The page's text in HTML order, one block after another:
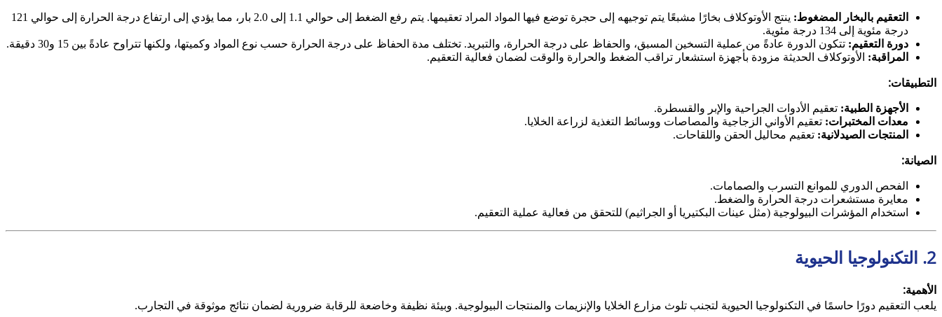
التعقيم بالبخار المضغوط:
ينتج الأوتوكلاف بخارًا مشبعًا يتم توجيهه إلى حجرة توضع فيها المواد المراد تعقيمها. يتم رفع الضغط إلى حوالي 1.1 إلى 2.0 بار، مما يؤدي إلى ارتفاع درجة الحرارة إلى حوالي 121
درجة مئوية إلى 134 درجة مئوية.
دورة التعقيم: تتكون الدورة عادةً من عملية التسخين المسبق، والحفاظ على درجة الحرارة، والتبريد. تختلف مدة الحفاظ على درجة الحرارة حسب نوع المواد وكميتها، ولكنها تتراوح عادةً بين 15 و30 دقيقة.
المراقبة: الأوتوكلاف الحديثة مزودة بأجهزة استشعار تراقب الضغط والحرارة والوقت لضمان فعالية التعقيم.
التطبيقات:
الأجهزة الطبية: تعقيم الأدوات الجراحية والإبر والقسطرة.
معدات المختبرات: تعقيم الأواني الزجاجية والمصاصات ووسائط التغذية لزراعة الخلايا.
المنتجات الصيدلانية: تعقيم محاليل الحقن واللقاحات.
الصيانة:
الفحص الدوري للموانع التسرب والصمامات.
معايرة مستشعرات درجة الحرارة والضغط.
استخدام المؤشرات البيولوجية (مثل عينات البكتيريا أو الجراثيم) للتحقق من فعالية عملية التعقيم.
2. التكنولوجيا الحيوية
الأهمية:
يلعب التعقيم دورًا حاسمًا في التكنولوجيا الحيوية لتجنب تلوث مزارع الخلايا والإنزيمات والمنتجات البيولوجية. وبيئة نظيفة وخاضعة للرقابة ضرورية لضمان نتائج موثوقة في التجارب.